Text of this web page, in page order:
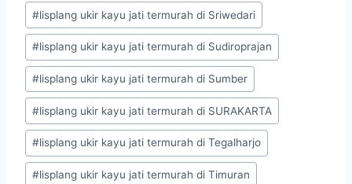
#lisplang ukir kayu jati termurah di Sriwedari
#lisplang ukir kayu jati termurah di Sudiroprajan
#lisplang ukir kayu jati termurah di Sumber
#lisplang ukir kayu jati termurah di SURAKARTA
#lisplang ukir kayu jati termurah di Tegalharjo
#lisplang ukir kayu jati termurah di Timuran